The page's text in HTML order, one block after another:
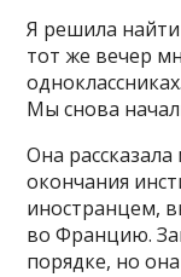
Я решила
тот же вечер
Мы снова
Она
окончания
иностранцем,
во Францию.
порядке, но